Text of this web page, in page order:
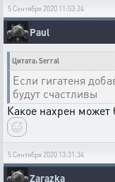
5 Сентября 2020 11:53:24
Paul
Цитата: Serral
Если гигатеня
будут счастливы
Какое нахрен может
5 Сентября 2020 13:31:34
Zarazka